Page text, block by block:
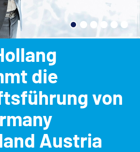
die
von
Austria